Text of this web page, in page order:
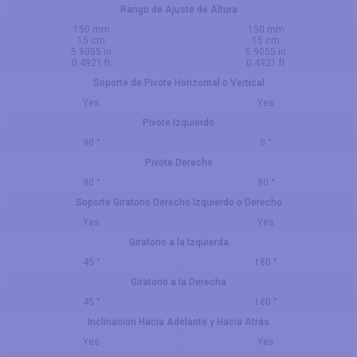
Rango de Ajuste de Altura
150 mm
15 cm
5.9055 in
0.4921 ft
150 mm
15 cm
5.9055 in
0.4921 ft
Soporte de Pivote Horizontal o Vertical
Yes
Yes
Pivote Izquierdo
90 °
0 °
Pivote Derecho
90 °
90 °
Soporte Giratorio Derecho Izquierdo o Derecho
Yes
Yes
Giratorio a la Izquierda
45 °
180 °
Giratorio a la Derecha
45 °
180 °
Inclinación Hacia Adelante y Hacia Atrás
Yes
Yes